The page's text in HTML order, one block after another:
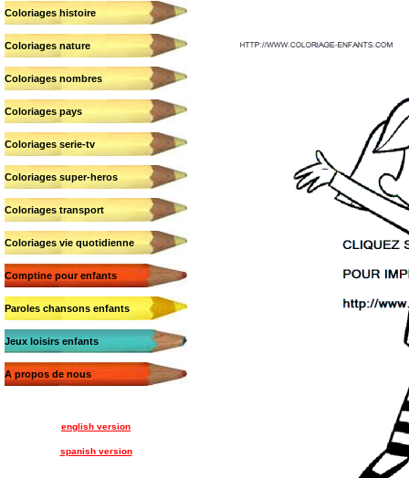
Coloriages histoire
Coloriages nature
Coloriages nombres
Coloriages pays
Coloriages serie-tv
Coloriages super-heros
Coloriages transport
Coloriages vie quotidienne
Comptine pour enfants
Paroles chansons enfants
Jeux loisirs enfants
A propos de nous
english version
spanish version